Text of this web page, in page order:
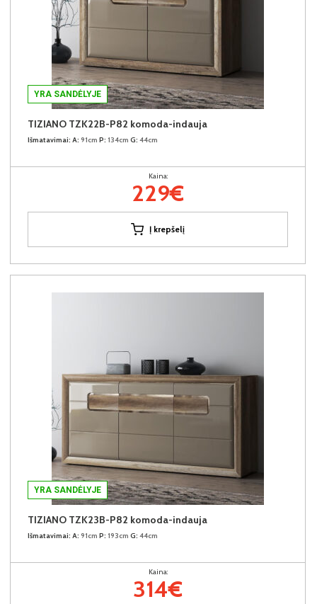
YRA SANDĖLYJE
TIZIANO TZK22B-P82 komoda-indauja
Išmatavimai: A: 91cm P: 134cm G: 44cm
Kaina:
229€
Į krepšelį
YRA SANDĖLYJE
TIZIANO TZK23B-P82 komoda-indauja
Išmatavimai: A: 91cm P: 193cm G: 44cm
Kaina:
314€